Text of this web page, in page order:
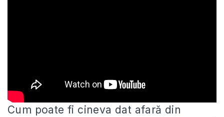
Cum poate fi cineva dat afară din